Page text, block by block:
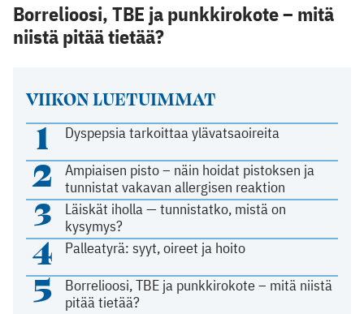
VIIKON LUETUIMMAT
1 Dyspepsia tarkoittaa ylävatsaoireita
2
Ampiaisen pisto – näin hoidat pistoksen ja
tunnistat vakavan allergisen reaktion
3
Läiskät iholla — tunnistatko, mistä on
kysymys?
4 Palleatyrä: syyt, oireet ja hoito
5
Borrelioosi, TBE ja punkkirokote – mitä niistä
pitää tietää?
Borrelioosi, TBE ja punkkirokote – mitä
niistä pitää tietää?